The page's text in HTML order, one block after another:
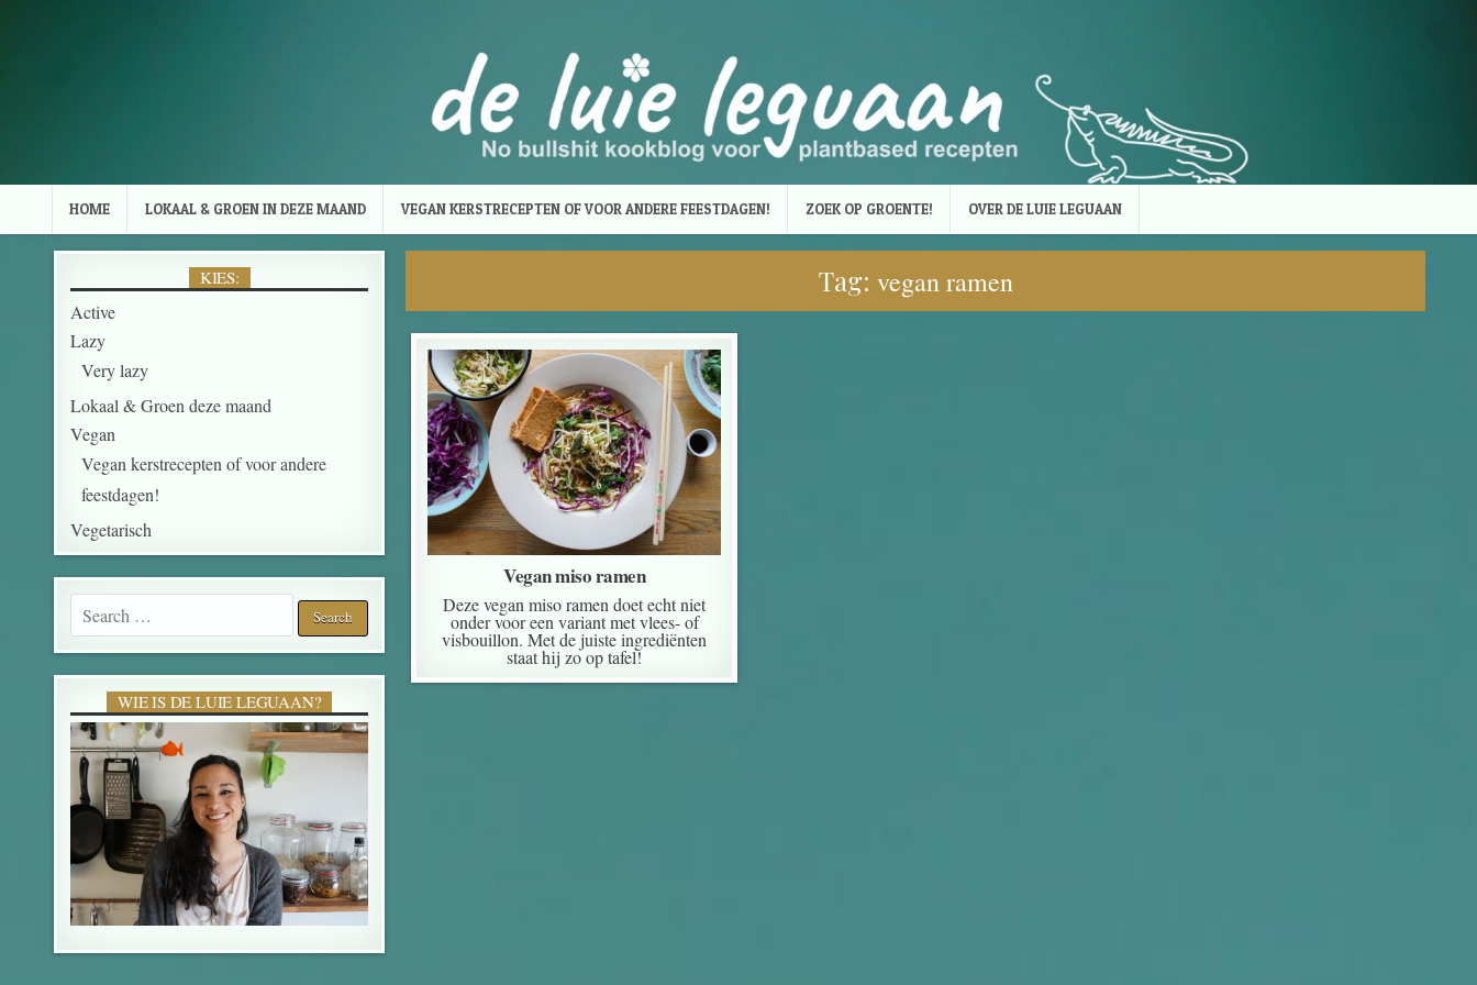
HOME LOKAAL & GROEN IN DEZE MAAND VEGAN KERSTRECEPTEN OF VOOR ANDERE FEESTDAGEN! ZOEK OP GROENTE! OVER DE LUIE LEGUAAN
Tag: vegan ramen
Vegan miso ramen
Deze vegan miso ramen doet echt niet
onder voor een variant met vlees- of
visbouillon. Met de juiste ingrediënten
staat hij zo op tafel!
KIES:
Active
Lazy
Very lazy
Lokaal & Groen deze maand
Vegan
Vegan kerstrecepten of voor andere
feestdagen!
Vegetarisch
Search for:
WIE IS DE LUIE LEGUAAN?